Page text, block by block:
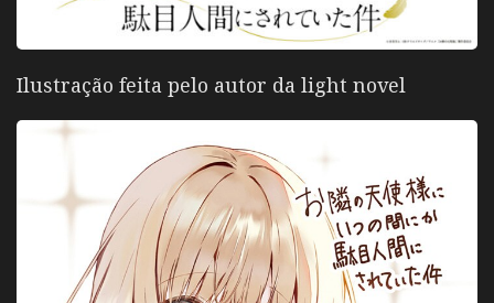
Ilustração feita pelo autor da light novel